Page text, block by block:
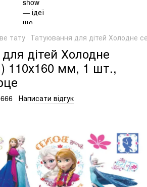
тату Татуювання для дітей Холодне
дітей Холодне
110х160 мм, 1 шт.,
Написати відгук